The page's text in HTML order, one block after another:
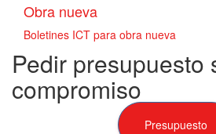
Obra nueva
Boletines ICT para obra nueva
Pedir presupuesto
compromiso
Presupuesto